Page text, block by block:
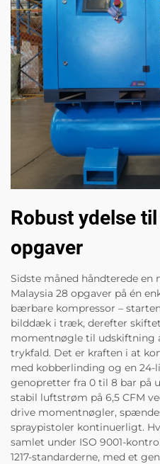
Robust ydelse
opgaver
Sidste måned håndterede
Malaysia 28 opgaver på én
bærbare kompressor –
bilddæk i træk, derefter
momentnøgle til udskiftning
trykfald. Det er kraften i at
med kobberlinding og en 24-
genopretter fra 0 til 8 bar på
stabil luftstrøm på 6,5 CFM
drive momentnøgler,
spraypistoler kontinuerligt.
samlet under ISO 9001-
1217-standarderne, med et